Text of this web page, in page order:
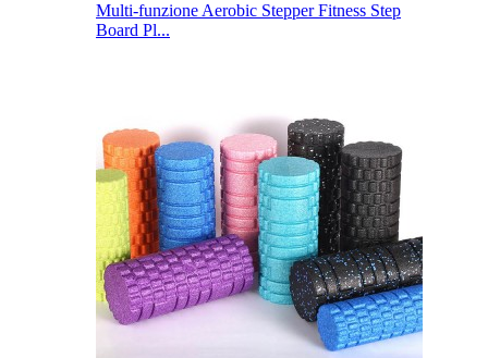
Multi-funzione Aerobic Stepper Fitness Step
Board Pl...